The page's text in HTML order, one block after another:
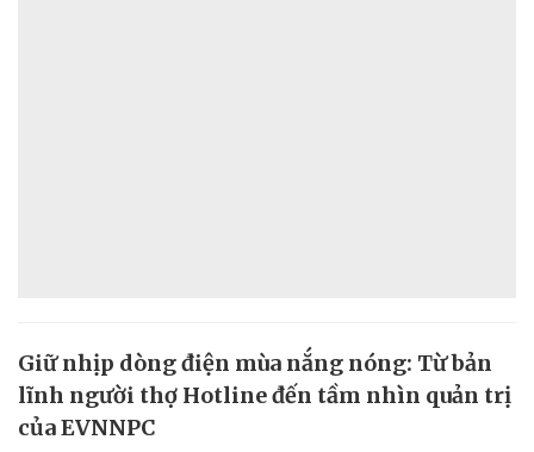
Giữ nhịp dòng điện mùa nắng nóng: Từ bản
lĩnh người thợ Hotline đến tầm nhìn quản trị
của EVNNPC